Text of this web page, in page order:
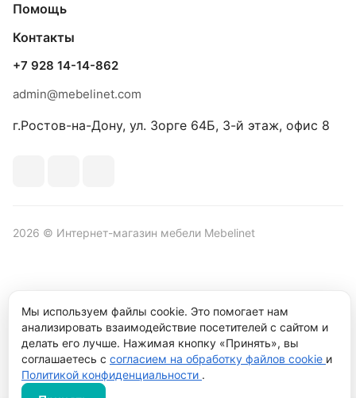
Помощь
Контакты
+7 928 14-14-862
admin@mebelinet.com
г.Ростов-на-Дону, ул. Зорге 64Б, 3-й этаж, офис 8
2026 © Интернет-магазин мебели Mebelinet
Политика обработки персональных данных
конфиденциальности
Продвижение сайта студияРекламный контент
Мы используем файлы cookie. Это помогает нам
анализировать взаимодействие посетителей с сайтом и
делать его лучше. Нажимая кнопку «Принять», вы
соглашаетесь с согласием на обработку файлов cookie и
Политикой конфиденциальности .